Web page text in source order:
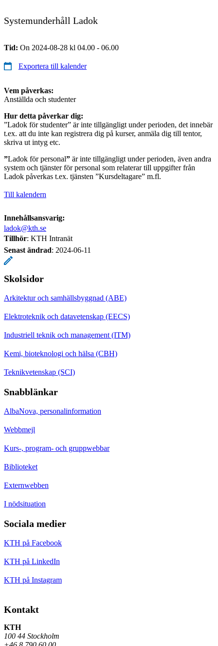
Systemunderhåll Ladok
Tid: On 2024-08-28 kl 04.00 - 06.00
Exportera till kalender
Vem påverkas:
Anställda och studenter
Hur detta påverkar dig:
”Ladok för studenter” är inte tillgängligt under perioden, det innebär
t.ex. att du inte kan registrera dig på kurser, anmäla dig till tentor,
skriva ut intyg etc.
”Ladok för personal” är inte tillgängligt under perioden, även andra
system och tjänster för personal som relaterar till uppgifter från
Ladok påverkas t.ex. tjänsten ”Kursdeltagare” m.fl.
Till kalendern
Innehållsansvarig:
ladok@kth.se
Tillhör: KTH Intranät
Senast ändrad: 2024-06-11
Skolsidor
Arkitektur och samhällsbyggnad (ABE)
Elektroteknik och datavetenskap (EECS)
Industriell teknik och management (ITM)
Kemi, bioteknologi och hälsa (CBH)
Teknikvetenskap (SCI)
Snabblänkar
AlbaNova, personalinformation
Webbmejl
Kurs-, program- och gruppwebbar
Biblioteket
Externwebben
I nödsituation
Sociala medier
KTH på Facebook
KTH på LinkedIn
KTH på Instagram
Kontakt
KTH
100 44 Stockholm